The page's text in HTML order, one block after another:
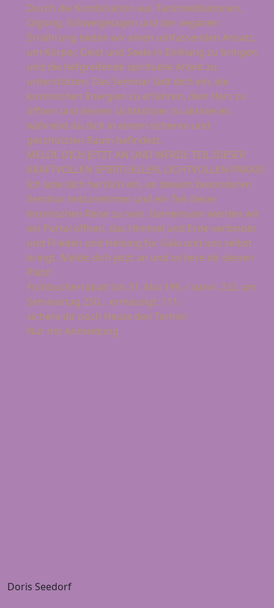
Durch die Kombination aus Tanzmeditationen,
Qigong, Schweigetagen und der veganen
Ernährung bieten wir einen umfassenden Ansatz,
um Körper, Geist und Seele in Einklang zu bringen
und die tiefgreifende spirituelle Arbeit zu
unterstützen. Das Seminar lädt dich ein, die
kosmischen Energien zu erfahren, dein Herz zu
öffnen und deinen Lichtkörper zu aktivieren,
während du dich in einem sicheren und
geschützten Raum befindest.
MELDE DICH JETZT AN UND WERDE TEIL DIESER
KRAFTVOLLEN SPIRITUELLEN, LICHTVOLLEN PRAXIS!
Ich lade dich herzlich ein, an diesem besonderen
Seminar teilzunehmen und ein Teil dieser
kosmischen Reise zu sein. Gemeinsam werden wir
ein Portal öffnen, das Himmel und Erde verbindet
und Frieden und Heilung für Gaia und uns selbst
bringt. Melde dich jetzt an und sichere dir deinen
Platz!
Frühbucherrabatt bis 31. Mai 199,-/ dann: 222, am
Seminartag 250,-, ermässigt: 111.-
sichere dir noch Heute den Termin
Nur mit Anmeldung
Doris Seedorf